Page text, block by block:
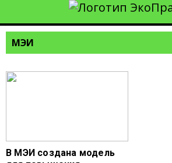
МЭИ
В МЭИ создана модель